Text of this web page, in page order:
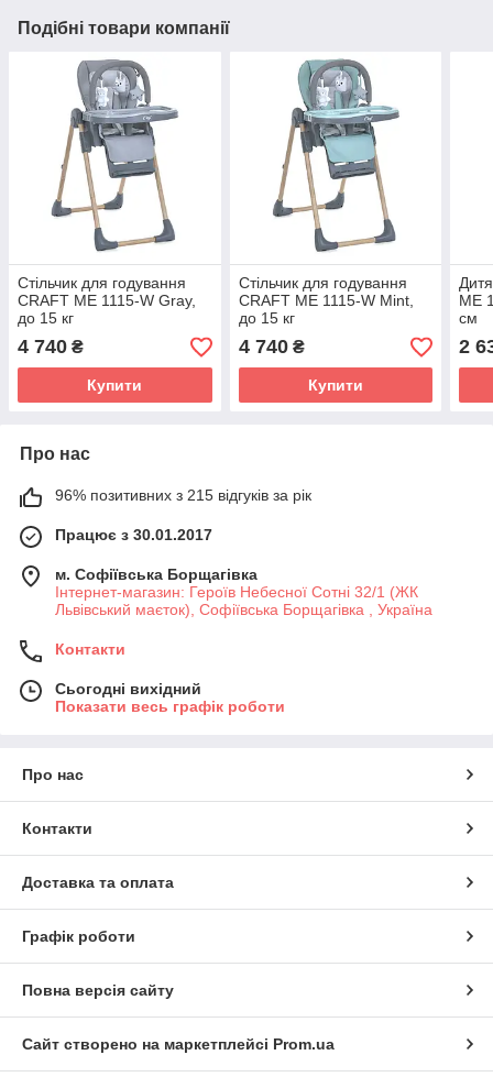
Подібні товари компанії
Стільчик для годування
CRAFT ME 1115-W Gray,
до 15 кг
4 740 ₴
Купити
Стільчик для годування
CRAFT ME 1115-W Mint,
до 15 кг
4 740₴
Купити
ME
см
2
Про нас
96% позитивних з 215 відгуків за рік
Працює з 30.01.2017
м. Софіївська Борщагівка
Інтернет-магазин: Героїв Небесної Сотні 32/1 (ЖК
Львівський маєток), Софіївська Борщагівка , Україна
Контакти
Сьогодні вихідний
Показати весь графік роботи
Про нас
Контакти
Доставка та оплата
Графік роботи
Повна версія сайту
Сайт створено на маркетплейсі Prom.ua